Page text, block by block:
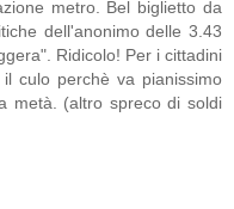
metro. Bel biglietto da
dell'anonimo delle 3.43
Ridicolo! Per i cittadini
culo perchè va pianissimo
metà. (altro spreco di soldi